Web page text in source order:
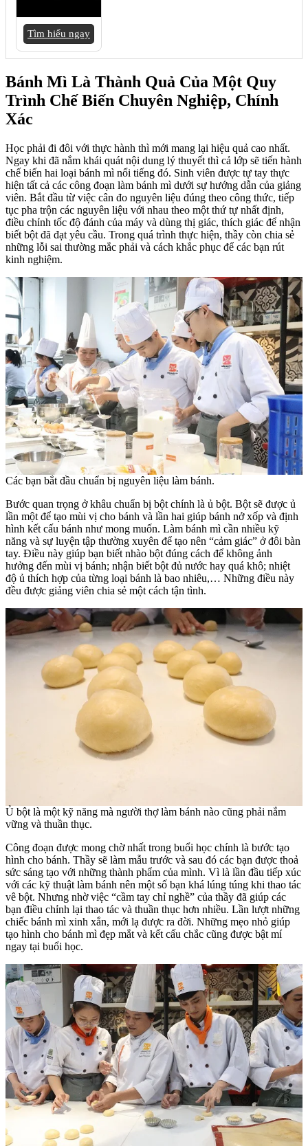
Tìm hiểu ngay
Bánh Mì Là Thành Quả Của Một Quy
Trình Chế Biến Chuyên Nghiệp, Chính
Xác
Học phải đi đôi với thực hành thì mới mang lại hiệu quả cao nhất.
Ngay khi đã nắm khái quát nội dung lý thuyết thì cả lớp sẽ tiến hành
chế biến hai loại bánh mì nổi tiếng đó. Sinh viên được tự tay thực
hiện tất cả các công đoạn làm bánh mì dưới sự hướng dẫn của giảng
viên. Bắt đầu từ việc cân đo nguyên liệu đúng theo công thức, tiếp
tục pha trộn các nguyên liệu với nhau theo một thứ tự nhất định,
điều chỉnh tốc độ đánh của máy và dùng thị giác, thích giác để nhận
biết bột đã đạt yêu cầu. Trong quá trình thực hiện, thầy còn chia sẻ
những lỗi sai thường mắc phải và cách khắc phục để các bạn rút
kinh nghiệm.
Các bạn bắt đầu chuẩn bị nguyên liệu làm bánh.
Bước quan trọng ở khâu chuẩn bị bột chính là ủ bột. Bột sẽ được ủ
lần một để tạo mùi vị cho bánh và lần hai giúp bánh nở xốp và định
hình kết cấu bánh như mong muốn. Làm bánh mì cần nhiều kỹ
năng và sự luyện tập thường xuyên để tạo nên “cảm giác” ở đôi bàn
tay. Điều này giúp bạn biết nhào bột đúng cách để không ảnh
hưởng đến mùi vị bánh; nhận biết bột đủ nước hay quá khô; nhiệt
độ ủ thích hợp của từng loại bánh là bao nhiêu,… Những điều này
đều được giảng viên chia sẻ một cách tận tình.
Ủ bột là một kỹ năng mà người thợ làm bánh nào cũng phải nắm
vững và thuần thục.
Công đoạn được mong chờ nhất trong buổi học chính là bước tạo
hình cho bánh. Thầy sẽ làm mẫu trước và sau đó các bạn được thoả
sức sáng tạo với những thành phẩm của mình. Vì là lần đầu tiếp xúc
với các kỹ thuật làm bánh nên một số bạn khá lúng túng khi thao tác
vê bột. Nhưng nhờ việc “cầm tay chỉ nghề” của thầy đã giúp các
bạn điều chỉnh lại thao tác và thuần thục hơn nhiều. Lần lượt những
chiếc bánh mì xinh xắn, mới lạ được ra đời. Những mẹo nhỏ giúp
tạo hình cho bánh mì đẹp mắt và kết cấu chắc cũng được bật mí
ngay tại buổi học.